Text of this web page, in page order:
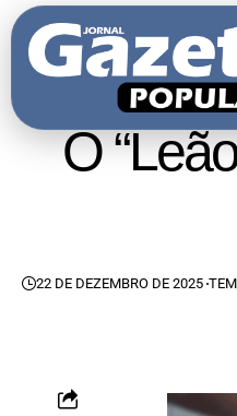
O
22 DE DEZEMBRO DE 2025